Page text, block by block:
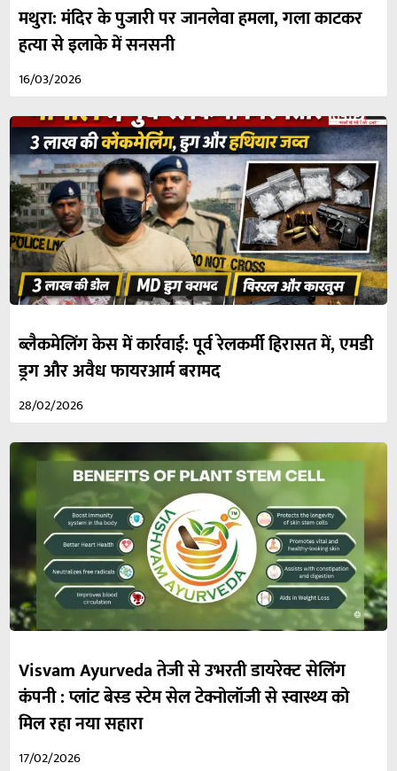
मथुरा: मंदिर के पुजारी पर जानलेवा हमला, गला काटकर
हत्या से इलाके में सनसनी
16/03/2026
ब्लैकमेलिंग केस में कार्रवाई: पूर्व रेलकर्मी हिरासत में, एमडी
ड्रग और अवैध फायरआर्म बरामद
28/02/2026
Visvam Ayurveda तेजी से उभरती डायरेक्ट सेलिंग
कंपनी : प्लांट बेस्ड स्टेम सेल टेक्नोलॉजी से स्वास्थ्य को
मिल रहा नया सहारा
17/02/2026